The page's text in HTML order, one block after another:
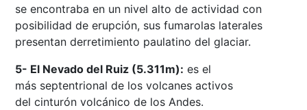
se encontraba en un nivel alto de actividad con
posibilidad de erupción, sus fumarolas laterales
presentan derretimiento paulatino del glaciar.
5- El Nevado del Ruiz (5.311m): es el
más septentrional de los volcanes activos
del cinturón volcánico de los Andes.